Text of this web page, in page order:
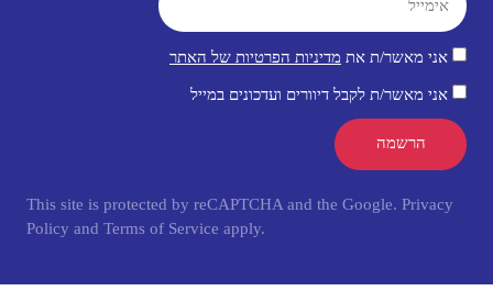
אני מאשר/ת את מדיניות הפרטיות של האתר
אני מאשר/ת לקבל דיוורים ועדכונים במייל
הרשמה
This site is protected by reCAPTCHA and the Google. Privacy
Policy and Terms of Service apply.